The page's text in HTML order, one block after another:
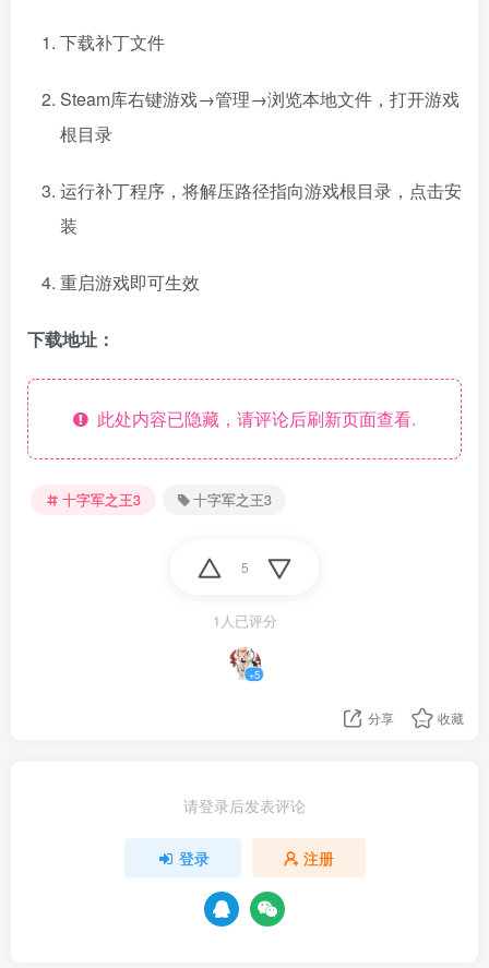
下载补丁文件
Steam库右键游戏→管理→浏览本地文件，打开游戏
根目录
运行补丁程序，将解压路径指向游戏根目录，点击安
装
重启游戏即可生效
下载地址：
此处内容已隐藏，请评论后刷新页面查看.
十字军之王3 十字军之王3
5
1人已评分
+5
分享 收藏
请登录后发表评论
登录 注册